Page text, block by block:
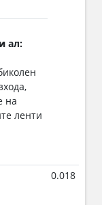
ал:
на
ленти
0.018